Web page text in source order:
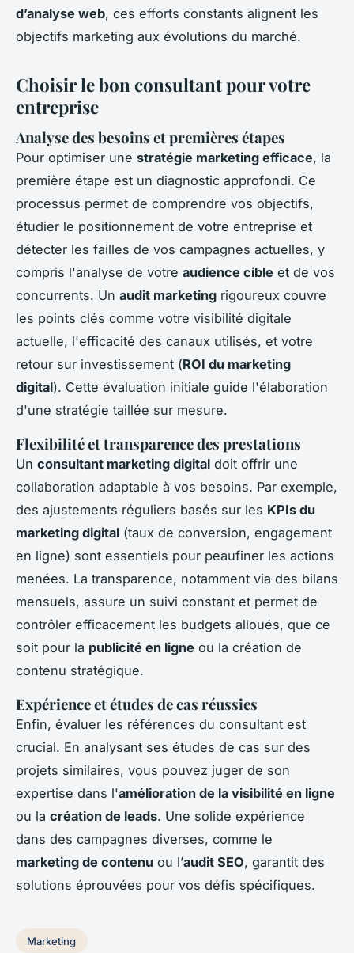
d’analyse web, ces efforts constants alignent les
objectifs marketing aux évolutions du marché.
Choisir le bon consultant pour votre
entreprise
Analyse des besoins et premières étapes
Pour optimiser une stratégie marketing efficace, la
première étape est un diagnostic approfondi. Ce
processus permet de comprendre vos objectifs,
étudier le positionnement de votre entreprise et
détecter les failles de vos campagnes actuelles, y
compris l'analyse de votre audience cible et de vos
concurrents. Un audit marketing rigoureux couvre
les points clés comme votre visibilité digitale
actuelle, l'efficacité des canaux utilisés, et votre
retour sur investissement (ROI du marketing
digital). Cette évaluation initiale guide l'élaboration
d'une stratégie taillée sur mesure.
Flexibilité et transparence des prestations
Un consultant marketing digital doit offrir une
collaboration adaptable à vos besoins. Par exemple,
des ajustements réguliers basés sur les KPIs du
marketing digital (taux de conversion, engagement
en ligne) sont essentiels pour peaufiner les actions
menées. La transparence, notamment via des bilans
mensuels, assure un suivi constant et permet de
contrôler efficacement les budgets alloués, que ce
soit pour la publicité en ligne ou la création de
contenu stratégique.
Expérience et études de cas réussies
Enfin, évaluer les références du consultant est
crucial. En analysant ses études de cas sur des
projets similaires, vous pouvez juger de son
expertise dans l'amélioration de la visibilité en ligne
ou la création de leads. Une solide expérience
dans des campagnes diverses, comme le
marketing de contenu ou l’audit SEO, garantit des
solutions éprouvées pour vos défis spécifiques.
Marketing